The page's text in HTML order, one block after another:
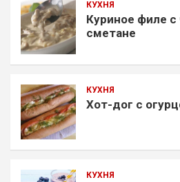
КУХНЯ
Куриное филе с
сметане
КУХНЯ
Хот-дог с
КУХНЯ